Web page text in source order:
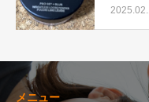
アが実
メニュー